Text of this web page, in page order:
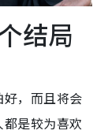
结局
，而且将会
是较为喜欢